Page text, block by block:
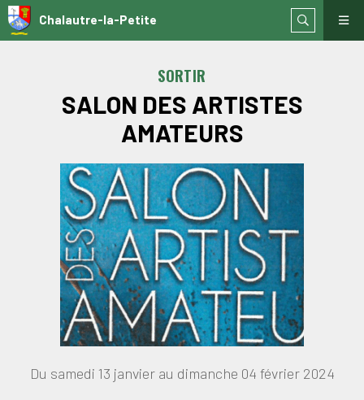
Chalautre-la-Petite
SORTIR
SALON DES ARTISTES
AMATEURS
Du samedi 13 janvier au dimanche 04 février 2024